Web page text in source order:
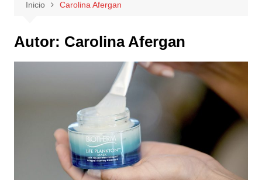
Inicio Carolina Afergan
Autor: Carolina Afergan